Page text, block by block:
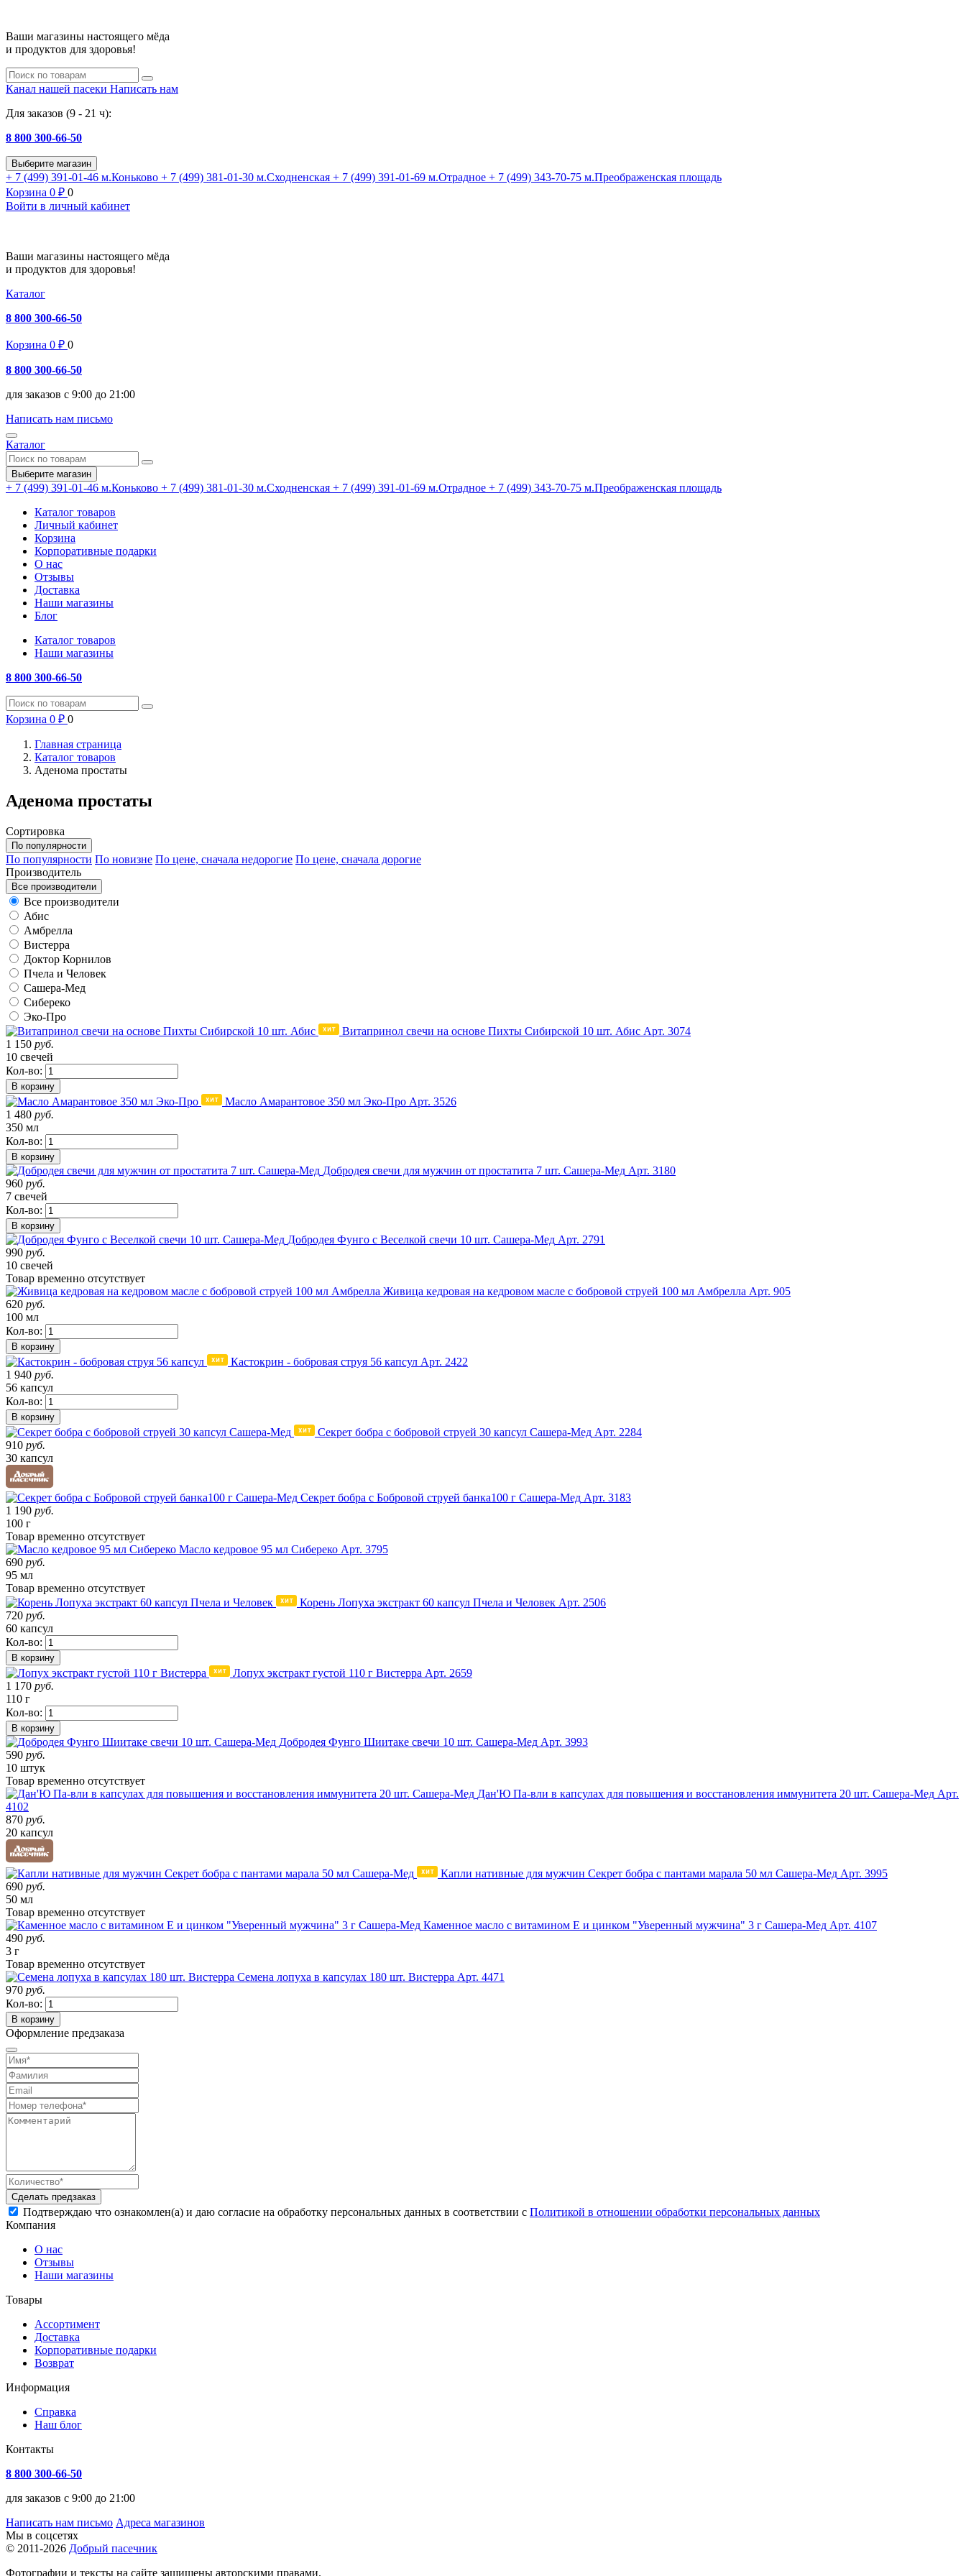
Ваши магазины настоящего мёда
и продуктов для здоровья!
Канал нашей пасеки Написать нам
Для заказов (9 - 21 ч):
8 800 300-66-50
Выберите магазин
+ 7 (499) 391-01-46 м.Коньково + 7 (499) 381-01-30 м.Сходненская + 7 (499) 391-01-69 м.Отрадное + 7 (499) 343-70-75 м.Преображенская площадь
Корзина 0 ₽ 0
Войти в личный кабинет
Ваши магазины настоящего мёда
и продуктов для здоровья!
Каталог
8 800 300-66-50
Корзина 0 ₽ 0
8 800 300-66-50
для заказов с 9:00 до 21:00
Написать нам письмо
Каталог
Выберите магазин
+ 7 (499) 391-01-46 м.Коньково + 7 (499) 381-01-30 м.Сходненская + 7 (499) 391-01-69 м.Отрадное + 7 (499) 343-70-75 м.Преображенская площадь
Каталог товаров
Личный кабинет
Корзина
Корпоративные подарки
О нас
Отзывы
Доставка
Наши магазины
Блог
Каталог товаров
Наши магазины
8 800 300-66-50
Корзина 0 ₽ 0
Главная страница
Каталог товаров
Аденома простаты
Аденома простаты
Сортировка
По популярности
По популярности По новизне По цене, сначала недорогие По цене, сначала дорогие
Производитель
Все производители
Все производители
Абис
Амбрелла
Вистерра
Доктор Корнилов
Пчела и Человек
Сашера-Мед
Сибереко
Эко-Про
Витапринол свечи на основе Пихты Сибирской 10 шт. Абис Арт. 3074
1 150 руб.
10 свечей
Кол-во:
В корзину
Масло Амарантовое 350 мл Эко-Про Арт. 3526
1 480 руб.
350 мл
Кол-во:
В корзину
Добродея свечи для мужчин от простатита 7 шт. Сашера-Мед Арт. 3180
960 руб.
7 свечей
Кол-во:
В корзину
Добродея Фунго с Веселкой свечи 10 шт. Сашера-Мед Арт. 2791
990 руб.
10 свечей
Товар временно отсутствует
Живица кедровая на кедровом масле с бобровой струей 100 мл Амбрелла Арт. 905
620 руб.
100 мл
Кол-во:
В корзину
Кастокрин - бобровая струя 56 капсул Арт. 2422
1 940 руб.
56 капсул
Кол-во:
В корзину
Секрет бобра с бобровой струей 30 капсул Сашера-Мед Арт. 2284
910 руб.
30 капсул
Секрет бобра с Бобровой струей банка100 г Сашера-Мед Арт. 3183
1 190 руб.
100 г
Товар временно отсутствует
Масло кедровое 95 мл Сибереко Арт. 3795
690 руб.
95 мл
Товар временно отсутствует
Корень Лопуха экстракт 60 капсул Пчела и Человек Арт. 2506
720 руб.
60 капсул
Кол-во:
В корзину
Лопух экстракт густой 110 г Вистерра Арт. 2659
1 170 руб.
110 г
Кол-во:
В корзину
Добродея Фунго Шиитаке свечи 10 шт. Сашера-Мед Арт. 3993
590 руб.
10 штук
Товар временно отсутствует
Дан'Ю Па-вли в капсулах для повышения и восстановления иммунитета 20 шт. Сашера-Мед Арт.
4102
870 руб.
20 капсул
Капли нативные для мужчин Секрет бобра с пантами марала 50 мл Сашера-Мед Арт. 3995
690 руб.
50 мл
Товар временно отсутствует
Каменное масло с витамином Е и цинком "Уверенный мужчина" 3 г Сашера-Мед Арт. 4107
490 руб.
3 г
Товар временно отсутствует
Семена лопуха в капсулах 180 шт. Вистерра Арт. 4471
970 руб.
Кол-во:
В корзину
Оформление предзаказа
Сделать предзаказ
Подтверждаю что ознакомлен(а) и даю согласие на обработку персональных данных в соответствии с Политикой в отношении обработки персональных данных
Компания
О нас
Отзывы
Наши магазины
Товары
Ассортимент
Доставка
Корпоративные подарки
Возврат
Информация
Справка
Наш блог
Контакты
8 800 300-66-50
для заказов с 9:00 до 21:00
Написать нам письмо Адреса магазинов
Мы в соцсетях
© 2011-2026 Добрый пасечник
Фотографии и тексты на сайте защищены авторскими правами.